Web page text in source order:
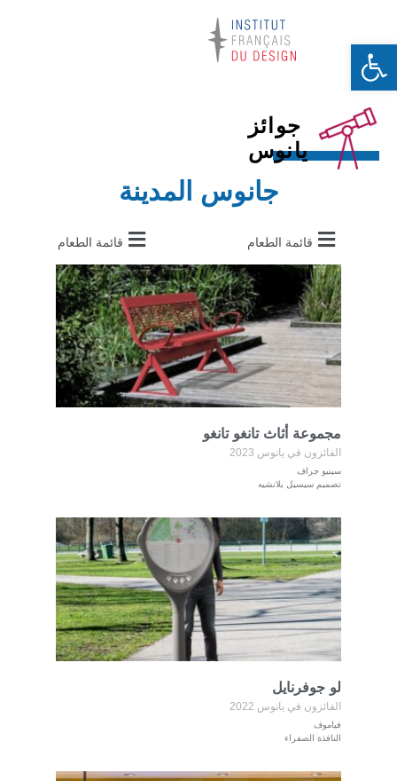
Ouvrir la barre d’outils
جوائز
يانوس
جانوس المدينة
قائمة الطعام قائمة الطعام
مجموعة أثاث تانغو تانغو
الفائزون في يانوس 2023
سينيو جراف
تصميم سيسيل بلانشيه
لو جوفرنايل
الفائزون في يانوس 2022
فياموف
النافذة الصفراء